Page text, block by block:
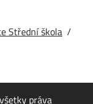
Střední škola /
práva